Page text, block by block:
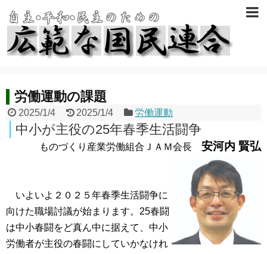
労働運動の課題
2025/1/4 2025/1/4 労働運動
中小が主役の25年春季生活闘争
ものづくり産業労働組合ＪＡＭ会長 安河内 賢弘
いよいよ２０２５年春季生活闘争に
向けた職場討議が始まります。25春闘
は中小春闘をど真ん中に据えて、中小
労働者が主役の春闘にしていかなけれ